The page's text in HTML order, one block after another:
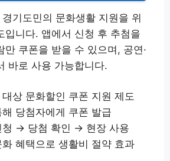
기도민의 문화생활 지원을 위
입니다. 앱에서 신청 후 추첨을
만 쿠폰을 받을 수 있으며, 공연·
바로 사용 가능합니다.
상 문화할인 쿠폰 지원 제도
당첨자에게 쿠폰 발급
청 → 당첨 확인 → 현장 사용
혜택으로 생활비 절약 효과